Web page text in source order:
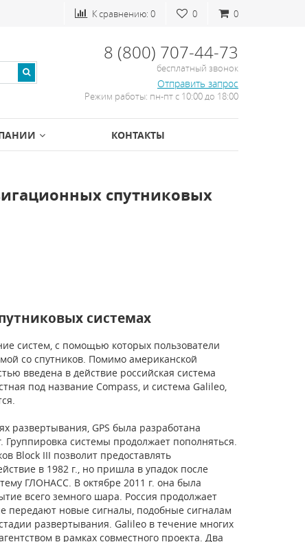
0
0
К сравнению: 0
8 (800) 707-44-73
бесплатный звонок
Отправить запрос
Режим работы: пн-пт с 10:00 до 18:00
КОНТАКТЫ
спутниковых
системах
систем, с помощью которых пользователи
со спутников. Помимо американской
введена в действие российская система
под название Compass, и система Galileo,
развертывания, GPS была разработана
системы продолжает пополняться.
Block III позволит предоставлять
в 1982 г., но пришла в упадок после
ГЛОНАСС. В октябре 2011 г. она была
всего земного шара. Россия продолжает
передают новые сигналы, подобные сигналам
развертывания. Galileo в течение многих
в рамках совместного проекта. Два